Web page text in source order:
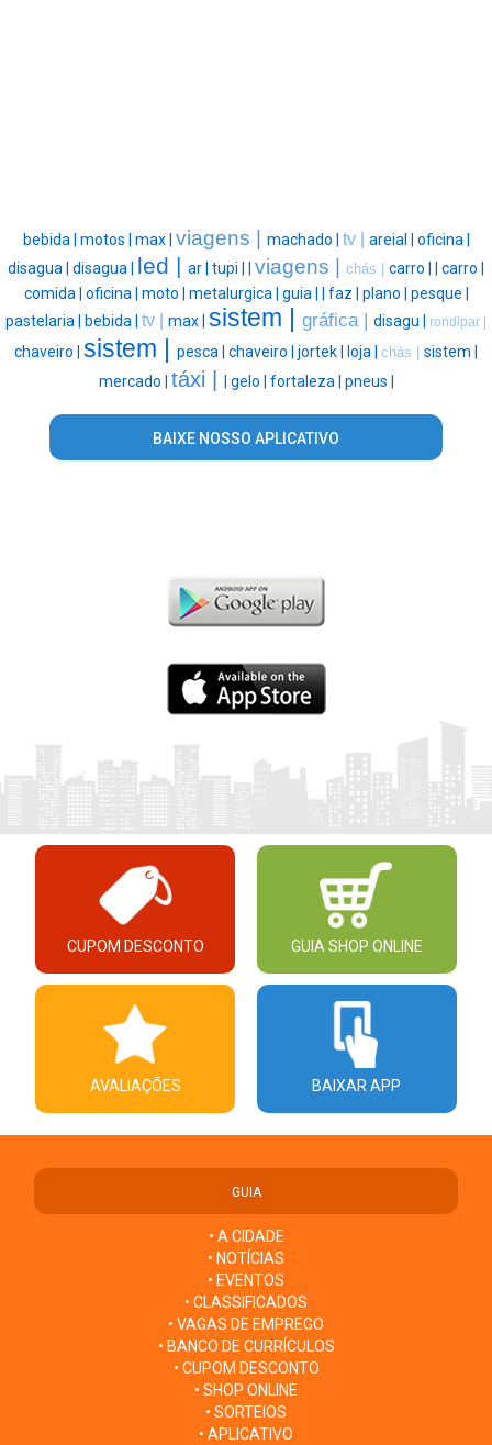
bebida | motos | max | viagens | machado | tv | areial | oficina |
disagua | disagua | led | ar | tupi | | viagens | chás | carro | | carro |
comida | oficina | moto | metalurgica | guia | | faz | plano | pesque |
pastelaria | bebida | tv | max | sistem | gráfica | disagu | rondipar |
chaveiro | sistem | pesca | chaveiro | jortek | loja | chás | sistem |
mercado | táxi | | gelo | fortaleza | pneus |
BAIXE NOSSO APLICATIVO
CUPOM DESCONTO GUIA SHOP ONLINE
AVALIAÇÕES BAIXAR APP
GUIA
• A CIDADE
• NOTÍCIAS
• EVENTOS
• CLASSIFICADOS
• VAGAS DE EMPREGO
• BANCO DE CURRÍCULOS
• CUPOM DESCONTO
• SHOP ONLINE
• SORTEIOS
• APLICATIVO